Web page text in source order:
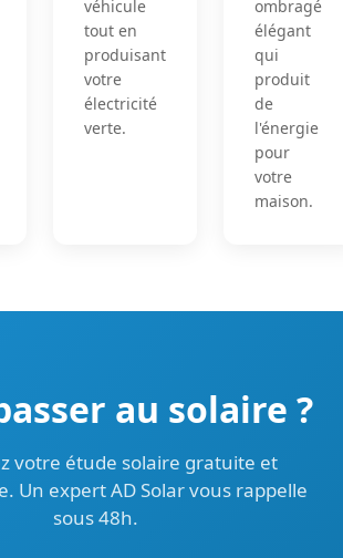
véhicule
tout en
produisant
votre
électricité
verte.
ombragé
élégant
qui
produit
de
l'énergie
pour
votre
maison.
au solaire ?
votre étude solaire gratuite et
Un expert AD Solar vous rappelle
sous 48h.